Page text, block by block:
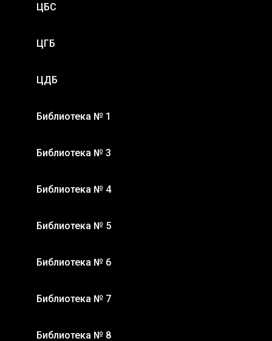
ЦБС
ЦГБ
ЦДБ
Библиотека № 1
Библиотека № 3
Библиотека № 4
Библиотека № 5
Библиотека № 6
Библиотека № 7
Библиотека № 8